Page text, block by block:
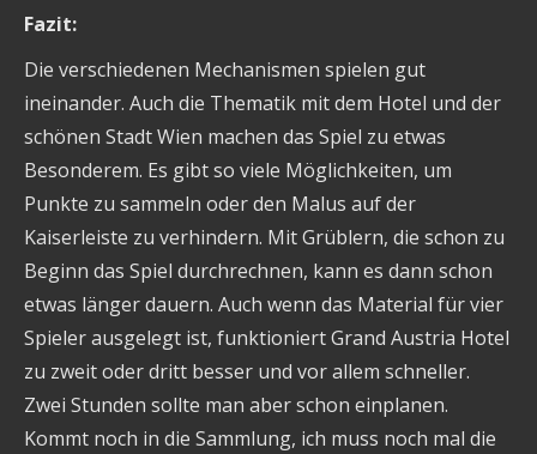
Fazit:
Die verschiedenen Mechanismen spielen gut
ineinander. Auch die Thematik mit dem Hotel und der
schönen Stadt Wien machen das Spiel zu etwas
Besonderem. Es gibt so viele Möglichkeiten, um
Punkte zu sammeln oder den Malus auf der
Kaiserleiste zu verhindern. Mit Grüblern, die schon zu
Beginn das Spiel durchrechnen, kann es dann schon
etwas länger dauern. Auch wenn das Material für vier
Spieler ausgelegt ist, funktioniert Grand Austria Hotel
zu zweit oder dritt besser und vor allem schneller.
Zwei Stunden sollte man aber schon einplanen.
Kommt noch in die Sammlung, ich muss noch mal die